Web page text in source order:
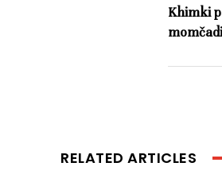
Khimki
RELATED ARTICLES